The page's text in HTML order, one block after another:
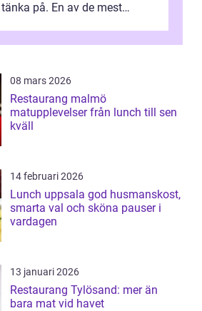
på. En av de mest
08 mars 2026
Restaurang malmö
matupplevelser från lunch till sen
kväll
14 februari 2026
Lunch uppsala god husmanskost,
smarta val och sköna pauser i
vardagen
13 januari 2026
Restaurang Tylösand: mer än
bara mat vid havet